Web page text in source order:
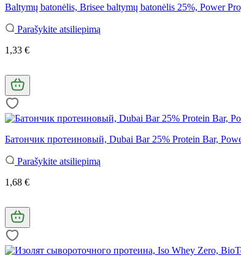
Baltymų batonėlis, Brisee baltymų batonėlis 25%, Power
Parašykite atsiliepimą
1,33 €
Батончик протеиновый, Dubai Bar 25% Protein Bar,
Parašykite atsiliepimą
1,68 €